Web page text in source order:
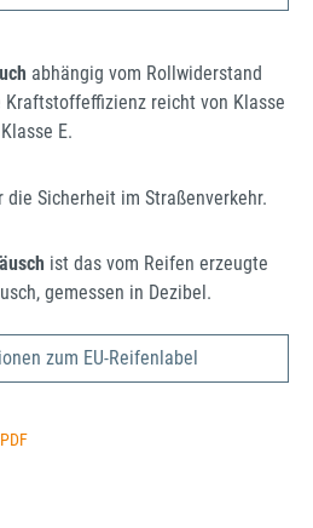
abhängig vom Rollwiderstand
Kraftstoffeffizienz reicht von Klasse
E.
die Sicherheit im Straßenverkehr.
ist das vom Reifen erzeugte
gemessen in Dezibel.
zum EU-Reifenlabel